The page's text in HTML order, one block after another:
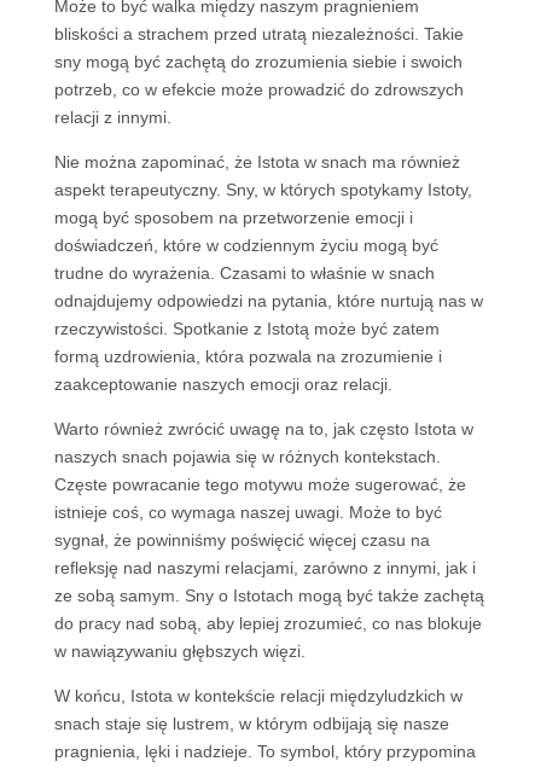
Może to być walka między naszym pragnieniem
bliskości a strachem przed utratą niezależności. Takie
sny mogą być zachętą do zrozumienia siebie i swoich
potrzeb, co w efekcie może prowadzić do zdrowszych
relacji z innymi.
Nie można zapominać, że Istota w snach ma również
aspekt terapeutyczny. Sny, w których spotykamy Istoty,
mogą być sposobem na przetworzenie emocji i
doświadczeń, które w codziennym życiu mogą być
trudne do wyrażenia. Czasami to właśnie w snach
odnajdujemy odpowiedzi na pytania, które nurtują nas w
rzeczywistości. Spotkanie z Istotą może być zatem
formą uzdrowienia, która pozwala na zrozumienie i
zaakceptowanie naszych emocji oraz relacji.
Warto również zwrócić uwagę na to, jak często Istota w
naszych snach pojawia się w różnych kontekstach.
Częste powracanie tego motywu może sugerować, że
istnieje coś, co wymaga naszej uwagi. Może to być
sygnał, że powinniśmy poświęcić więcej czasu na
refleksję nad naszymi relacjami, zarówno z innymi, jak i
ze sobą samym. Sny o Istotach mogą być także zachętą
do pracy nad sobą, aby lepiej zrozumieć, co nas blokuje
w nawiązywaniu głębszych więzi.
W końcu, Istota w kontekście relacji międzyludzkich w
snach staje się lustrem, w którym odbijają się nasze
pragnienia, lęki i nadzieje. To symbol, który przypomina